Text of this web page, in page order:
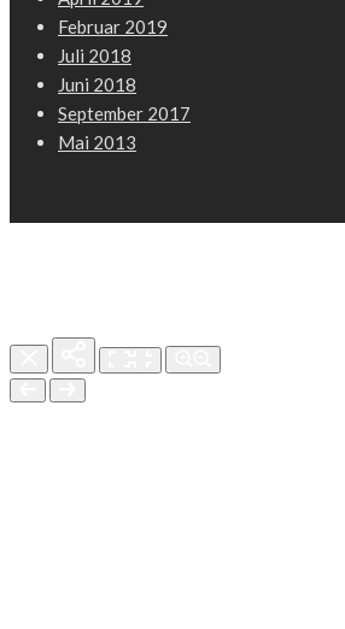
Februar 2019
Juli 2018
Juni 2018
September 2017
Mai 2013